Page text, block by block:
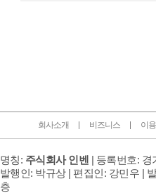
회사소개 비즈니스 이
명칭: 주식회사 인벤 | 등록번호: 경
발행인: 박규상 | 편집인: 강민우 |
층